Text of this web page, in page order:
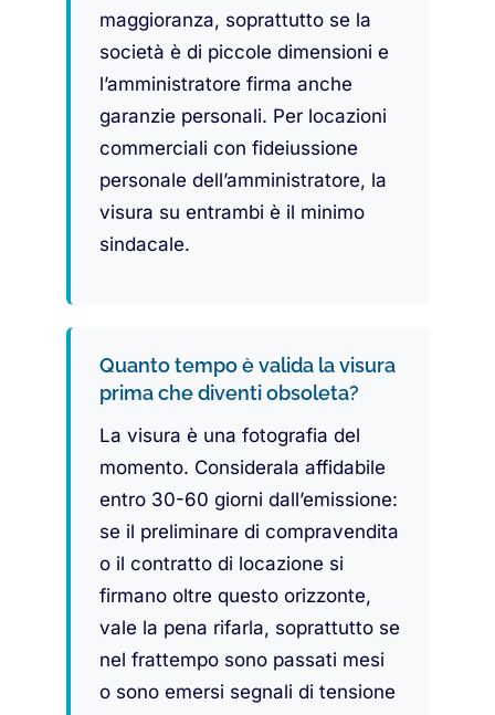
maggioranza, soprattutto se la
società è di piccole dimensioni e
l’amministratore firma anche
garanzie personali. Per locazioni
commerciali con fideiussione
personale dell’amministratore, la
visura su entrambi è il minimo
sindacale.
Quanto tempo è valida la visura
prima che diventi obsoleta?
La visura è una fotografia del
momento. Considerala affidabile
entro 30-60 giorni dall’emissione:
se il preliminare di compravendita
o il contratto di locazione si
firmano oltre questo orizzonte,
vale la pena rifarla, soprattutto se
nel frattempo sono passati mesi
o sono emersi segnali di tensione